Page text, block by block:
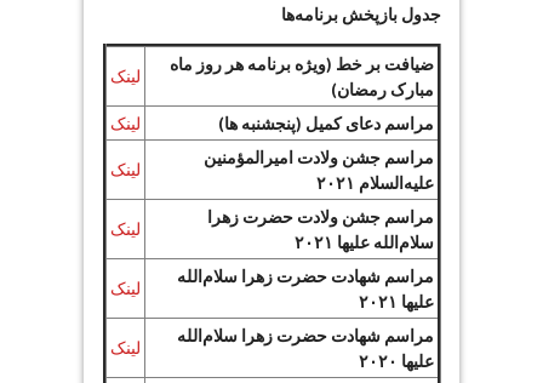
جدول بازپخش برنامه‌ها
ضیافت بر خط (ویژه برنامه هر روز ماه
مبارک رمضان)
لینک
مراسم دعای کمیل (پنجشنبه ها)
لینک
مراسم جشن ولادت امیرالمؤمنین
علیه‌السلام ۲۰۲۱
لینک
مراسم جشن ولادت حضرت زهرا
سلام‌الله علیها ۲۰۲۱
لینک
مراسم شهادت حضرت زهرا سلام‌الله
علیها ۲۰۲۱
لینک
مراسم شهادت حضرت زهرا سلام‌الله
علیها ۲۰۲۰
لینک